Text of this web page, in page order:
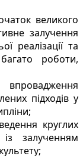
великого
залучення
реалізації та
роботи,
підходів у
круглих
залученням